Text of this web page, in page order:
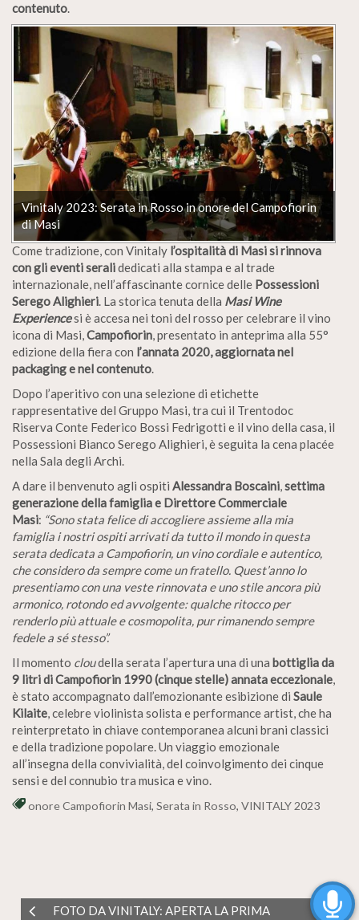
contenuto.
Vinitaly 2023: Serata in Rosso in onore del Campofiorin
di Masi
Come tradizione, con Vinitaly l’ospitalità di Masi si rinnova
con gli eventi seralidedicati alla stampa e al trade
internazionale, nell’affascinante cornice delle Possessioni
Serego Alighieri. La storica tenuta della Masi Wine
Experiencesi è accesa nei toni del rosso per celebrare il vino
icona di Masi,Campofiorin, presentato in anteprima alla 55°
edizione della fiera con l’annata 2020,aggiornata nel
packaging e nel contenuto.
Dopo l’aperitivo con una selezione di etichette
rappresentative del Gruppo Masi, tra cui il Trentodoc
Riserva Conte Federico Bossi Fedrigotti e il vino della casa, il
Possessioni Bianco Serego Alighieri, è seguita la cena placée
nella Sala degli Archi.
A dare il benvenuto agli ospiti Alessandra Boscaini,settima
generazione della famiglia e Direttore Commerciale
Masi: “Sono stata felice di accogliere assieme alla mia
famiglia i nostri ospiti arrivati da tutto il mondo in questa
serata dedicata a Campofiorin, un vino cordiale e autentico,
che considero da sempre come un fratello. Quest’anno lo
presentiamo con una veste rinnovata e uno stile ancora più
armonico, rotondo ed avvolgente: qualche ritocco per
renderlo più attuale e cosmopolita, pur rimanendo sempre
fedele a sé stesso”.
Il momento cloudella serata l’apertura una di una bottiglia da
9 litri di Campofiorin 1990 (cinque stelle) annata eccezionale,
è stato accompagnato dall’emozionante esibizione di Saule
Kilaite, celebre violinista solista e performance artist, che ha
reinterpretato in chiave contemporanea alcuni brani classici
e della tradizione popolare. Un viaggio emozionale
all’insegna della convivialità, del coinvolgimento dei cinque
sensi e del connubio tra musica e vino.
onore Campofiorin Masi, Serata in Rosso, VINITALY 2023
FOTO DA VINITALY: APERTA LA PRIMA